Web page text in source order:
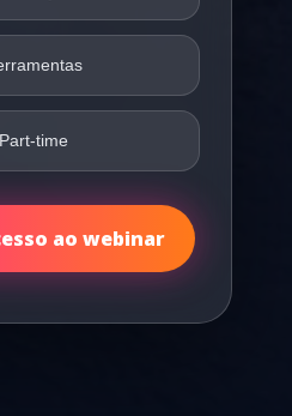
time
ao webinar